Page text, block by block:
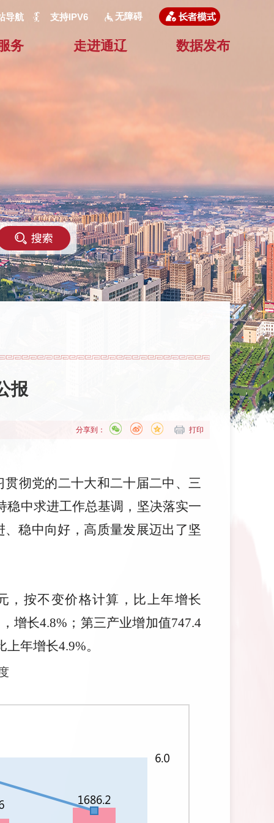
导航 支持IPV6 无障碍
务 走进通辽 数据发布
报
打印
分享到：
彻党的二十大和二十届二中、三
稳中求进工作总基调，坚决落实一
稳中向好，高质量发展迈出了坚
，按不变价格计算，比上年增长
增长4.8%；第三产业增加值747.4
年增长4.9%。